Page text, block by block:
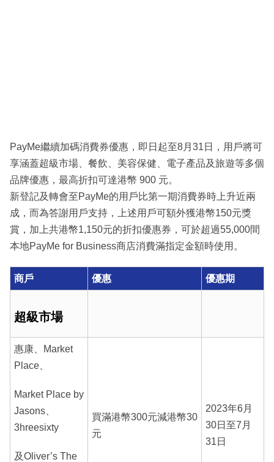
PayMe繼續加碼消費券優惠，即日起至8月31日，用戶將可
享涵蓋超級市場、餐飲、美容保健、電子產品及旅遊等多個
品牌優惠，最高折扣可達港幣 900 元。
新登記及轉會至PayMe的用戶比第一期消費券時上升近兩
成，而為答謝用戶支持，上述用戶可額外獲港幣150元獎
賞，加上共港幣1,150元的折扣優惠券，可於超過55,000間
本地PayMe for Business商店消費滿指定金額時使用。
商戶 優惠 優惠期
超級市場
惠康、Market
Place、
Market Place by
Jasons、
3hreesixty
及Oliver’s The
買滿港幣300元減港幣30
元
2023年6月
30日至7月
31日